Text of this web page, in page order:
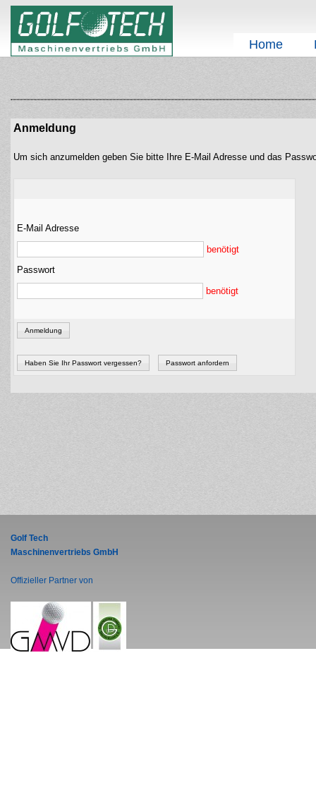
Home
Anmeldung
Um sich anzumelden geben Sie bitte Ihre E-Mail Adresse und das
E-Mail Adresse
benötigt
Passwort
benötigt
Anmeldung
Haben Sie Ihr Passwort vergessen? Passwort anfordern
Golf Tech
Maschinenvertriebs GmbH
Offizieller Partner von